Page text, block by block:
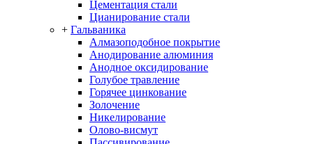
Цементация стали
Цианирование стали
+ Гальваника
Алмазоподобное покрытие
Анодирование алюминия
Анодное оксидирование
Голубое травление
Горячее цинкование
Золочение
Никелирование
Олово-висмут